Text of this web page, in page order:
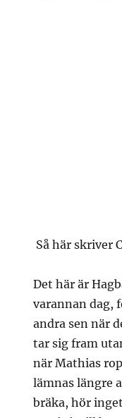
Så här skriver
Det här är
varannan dag,
andra sen när
tar sig fram
när Mathias
lämnas längre
bräka, hör